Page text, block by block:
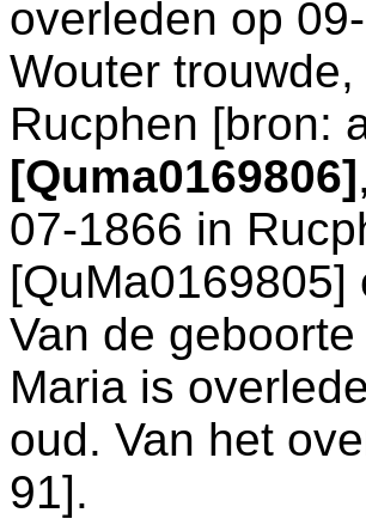
overleden op
Wouter
Rucphen [bron:
[Quma0169806]
07-1866 in
[QuMa0169805]
Van de
Maria is
oud. Van het
91].